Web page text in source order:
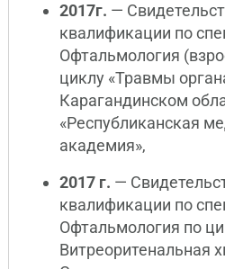
2017г. —
квалификации по
Офтальмология
циклу «Травмы
Карагандинском
«Республиканская
академия»,
2017 г. —
квалификации по
Офтальмология по
Витреоритенальная